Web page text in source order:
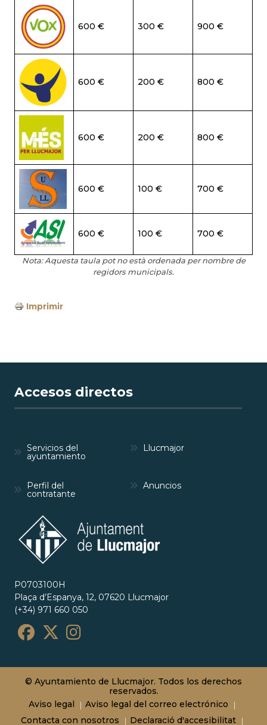
600 € 300 € 900 €
600 € 200 € 800 €
600 € 200 € 800 €
600 € 100 € 700 €
600 € 100 € 700 €
Nota: Aquesta taula pot no està ordenada per nombre de
regidors municipals.
Imprimir
Accesos directos
Servicios del
ayuntamiento
Llucmajor
Perfil del
contratante
Anuncios
P0703100H
Plaça d’Espanya, 12, 07620 Llucmajor
(+34) 971 660 050
© Ayuntamiento de Llucmajor. Todos los derechos
reservados.
Aviso legal
Aviso legal del correo electrónico
Contacta con nosotros
Declaració d'accesibilitat